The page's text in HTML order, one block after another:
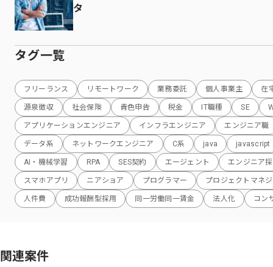
タ
タグ一覧
フリーランス リモートワーク 業務委託 個人事業主 在
源泉徴収 社会保険 青色申告 税金 IT職種 SE
アプリケーションエンジニア インフラエンジニア エンジニア職
データ系 ネットワークエンジニア C系 java javascript
AI・機械学習 RPA SES契約 エージェント エンジニア
スマホアプリ ニアショア プログラマー プロジェクトマネ
人件費 成功報酬型採用 同一労働同一賃金 法人化 コン
関連案件